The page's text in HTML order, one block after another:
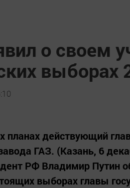
о своем
выборах
планах действующий
ГАЗ. (Казань, 6
РФ Владимир Путин
выборах главы